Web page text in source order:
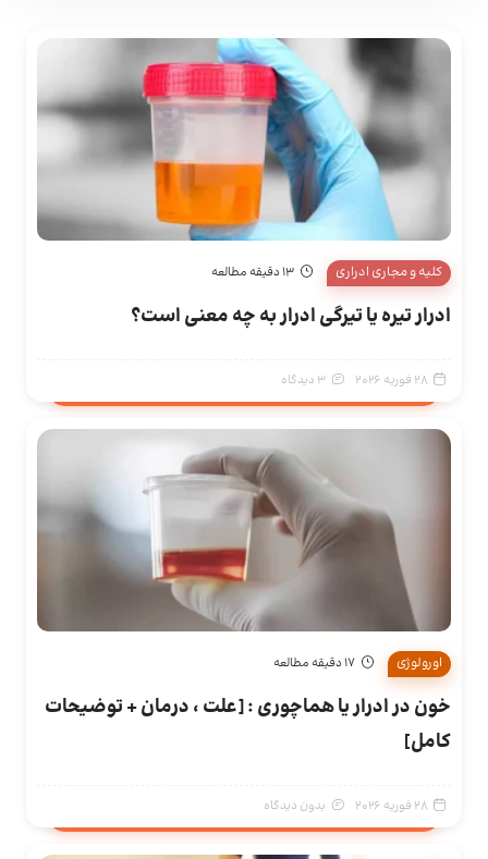
کلیه و مجاری ادراری 13 دقیقه مطالعه
ادرار تیره یا تیرگی ادرار به چه معنی است؟
28 فوریه 2026 3 دیدگاه
اورولوژی 17 دقیقه مطالعه
خون در ادرار یا هماچوری : [علت ، درمان + توضیحات
کامل]
28 فوریه 2026 بدون دیدگاه